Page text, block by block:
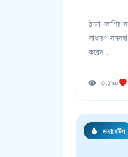
ঠান্ডা-
সাধারণ
করেন...
৩,১৯০
ডায়াবেটিস